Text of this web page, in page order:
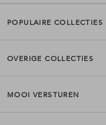
POPULAIRE COLLECTIES
OVERIGE COLLECTIES
MOOI VERSTUREN